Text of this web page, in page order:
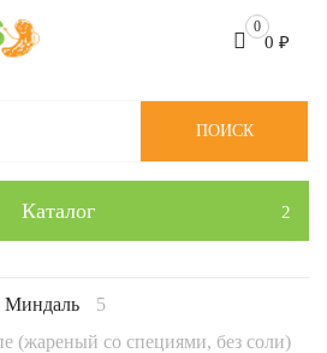
0
0 ₽
Каталог
ПОИСК
Миндаль
(жареный со специями, без соли)